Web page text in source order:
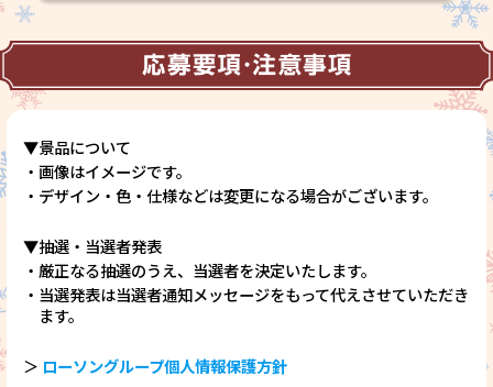
▼景品について
・画像はイメージです。
・デザイン・色・仕様などは変更になる場合がございます。
▼抽選・当選者発表
・厳正なる抽選のうえ、当選者を決定いたします。
・当選発表は当選者通知メッセージをもって代えさせていただき
ます。
＞ ローソングループ個人情報保護方針